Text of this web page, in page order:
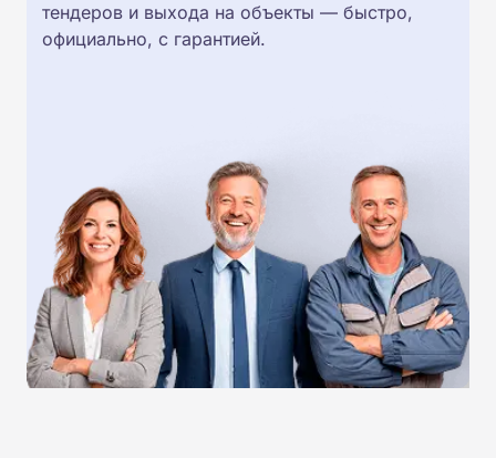
тендеров и выхода на объекты — быстро,
официально, с гарантией.